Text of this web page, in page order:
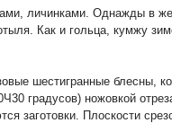
личинками. Однажды в
Как и гольца, кумжу
шестигранные блесны,
градусов) ножовкой
заготовки. Плоскости